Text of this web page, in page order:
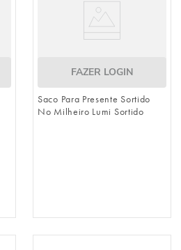
FAZER LOGIN
Saco Para Presente Sortido
No Milheiro Lumi Sortido